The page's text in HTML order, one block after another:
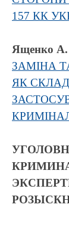
157 КК
Ященко
ЗАМІНА
ЯК